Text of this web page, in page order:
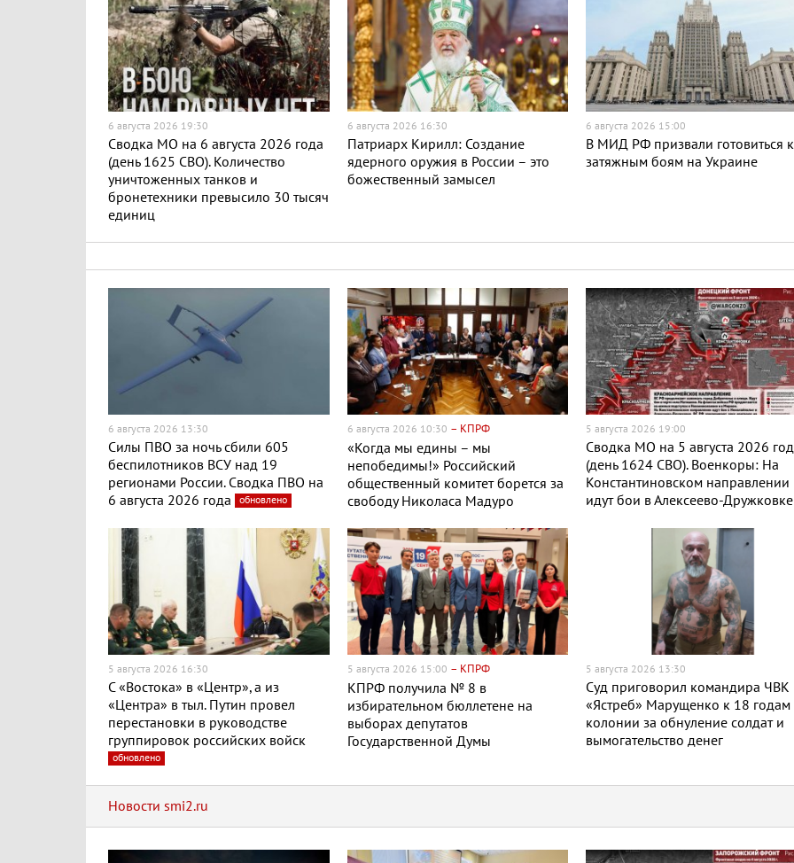
6 августа 2026 19:30
Сводка МО на 6 августа 2026 года
(день 1625 СВО). Количество
уничтоженных танков и
бронетехники превысило 30 тысяч
единиц
6 августа 2026 16:30
Патриарх Кирилл: Создание
ядерного оружия в России – это
божественный замысел
6 августа 2026 15:00
В МИД РФ призвали готовиться к
затяжным боям на Украине
6 августа 2026 13:30
Силы ПВО за ночь сбили 605
беспилотников ВСУ над 19
регионами России. Сводка ПВО на
6 августа 2026 года
обновлено
6 августа 2026 10:30 – КПРФ
«Когда мы едины – мы
непобедимы!» Российский
общественный комитет борется за
свободу Николаса Мадуро
5 августа 2026 19:00
Сводка МО на 5 августа 2026
(день 1624 СВО). Военкоры: На
Константиновском направлении
идут бои в Алексеево-Дружковке
5 августа 2026 16:30
С «Востока» в «Центр», а из
«Центра» в тыл. Путин провел
перестановки в руководстве
группировок российских войск
обновлено
5 августа 2026 15:00 – КПРФ
КПРФ получила № 8 в
избирательном бюллетене на
выборах депутатов
Государственной Думы
5 августа 2026 13:30
Суд приговорил командира ЧВК
«Ястреб» Марущенко к 18 годам
колонии за обнуление солдат и
вымогательство денег
Новости smi2.ru